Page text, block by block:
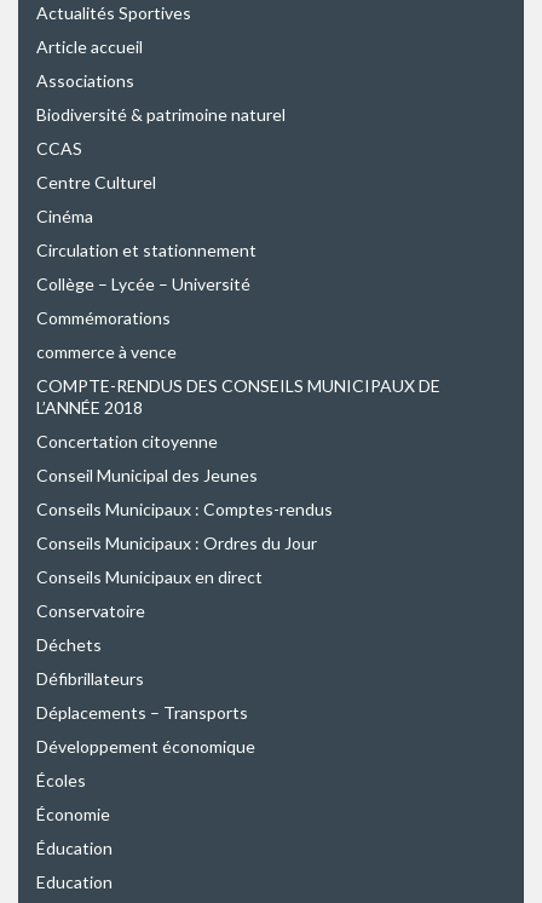
Actualités Sportives
Article accueil
Associations
Biodiversité & patrimoine naturel
CCAS
Centre Culturel
Cinéma
Circulation et stationnement
Collège – Lycée – Université
Commémorations
commerce à vence
COMPTE-RENDUS DES CONSEILS MUNICIPAUX DE
L’ANNÉE 2018
Concertation citoyenne
Conseil Municipal des Jeunes
Conseils Municipaux : Comptes-rendus
Conseils Municipaux : Ordres du Jour
Conseils Municipaux en direct
Conservatoire
Déchets
Défibrillateurs
Déplacements – Transports
Développement économique
Écoles
Économie
Éducation
Education